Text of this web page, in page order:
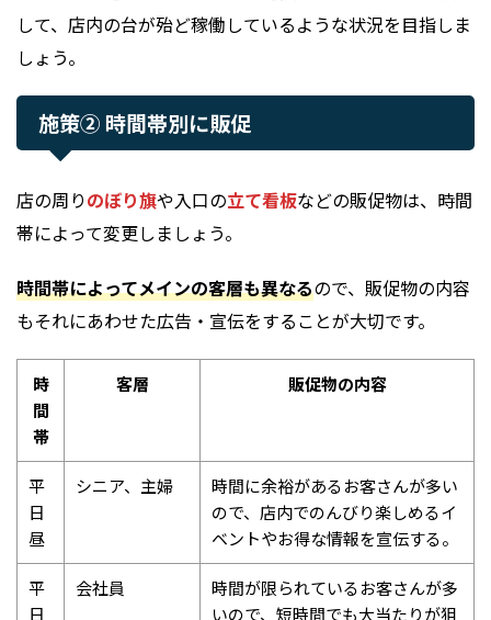
して、店内の台が殆ど稼働しているような状況を目指しま
しょう。
施策② 時間帯別に販促
店の周りのぼり旗や入口の立て看板などの販促物は、時間
帯によって変更しましょう。
時間帯によってメインの客層も異なるので、販促物の内容
もそれにあわせた広告・宣伝をすることが大切です。
時
間
帯
客層 販促物の内容
平
日
昼
シニア、主婦
時間に余裕があるお客さんが多い
ので、店内でのんびり楽しめるイ
ベントやお得な情報を宣伝する。
平
日
会社員
時間が限られているお客さんが多
いので、短時間でも大当たりが狙